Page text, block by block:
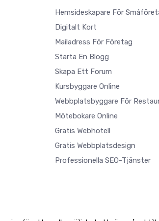
Hemsideskapare För
Digitalt Kort
Mailadress För Företag
Starta En Blogg
Skapa Ett Forum
Kursbyggare Online
Webbplatsbyggare För
Mötebokare Online
Gratis Webhotell
Gratis Webbplatsdesign
Professionella SEO-Tjänster